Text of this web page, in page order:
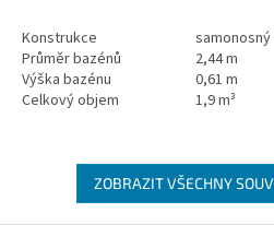
Konstrukce
Průměr bazénů
2,44 m
Výška bazénu
0,61 m
Celkový objem
1,9 m³
ZOBRAZIT VŠECHNY